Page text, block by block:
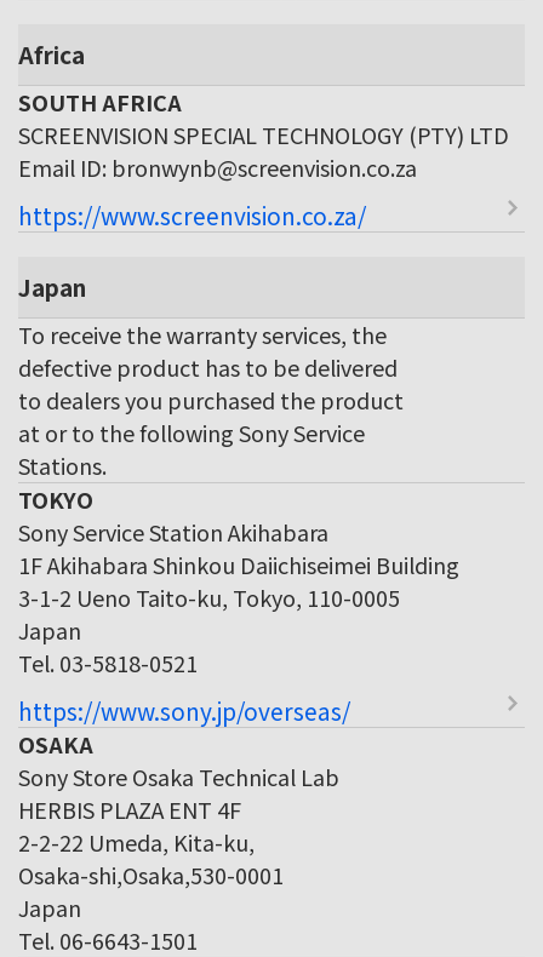
Africa
SOUTH AFRICA
SCREENVISION SPECIAL TECHNOLOGY (PTY) LTD
Email ID: bronwynb@screenvision.co.za
https://www.screenvision.co.za/
Japan
To receive the warranty services, the
defective product has to be delivered
to dealers you purchased the product
at or to the following Sony Service
Stations.
TOKYO
Sony Service Station Akihabara
1F Akihabara Shinkou Daiichiseimei Building
3-1-2 Ueno Taito-ku, Tokyo, 110-0005
Japan
Tel. 03-5818-0521
https://www.sony.jp/overseas/
OSAKA
Sony Store Osaka Technical Lab
HERBIS PLAZA ENT 4F
2-2-22 Umeda, Kita-ku,
Osaka-shi,Osaka,530-0001
Japan
Tel. 06-6643-1501